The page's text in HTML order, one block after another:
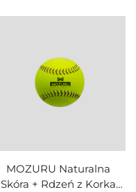
MOZURU Naturalna
Skóra + Rdzeń z Korka